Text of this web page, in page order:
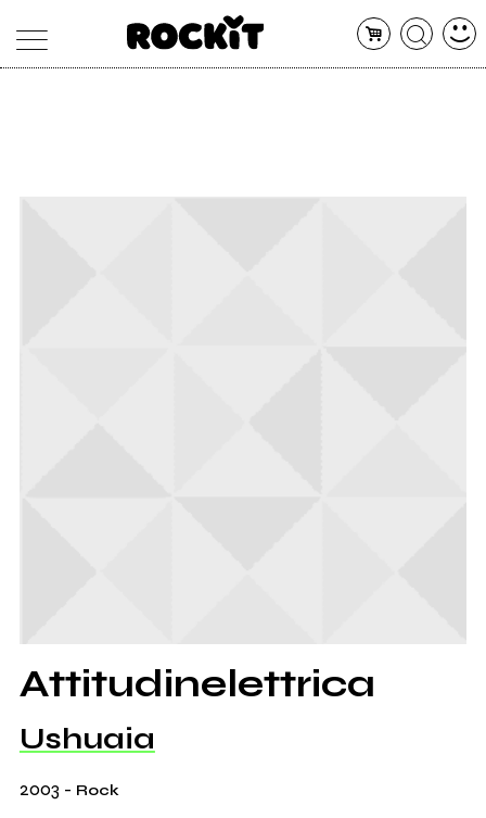
CONCERTI
Attitudinelettrica
Ushuaia
2003 - Rock